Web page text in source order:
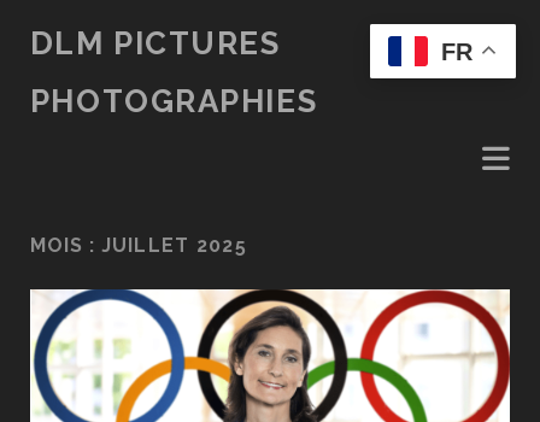
DLM PICTURES
PHOTOGRAPHIES
MOIS : JUILLET 2025
FR